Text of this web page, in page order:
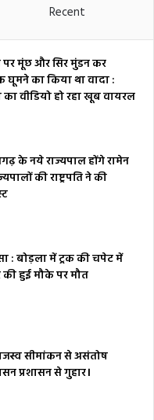
Recent
मूंछ और सिर मुंडन कर
घूमने का किया था वादा :
का वीडियो हो रहा खूब वायरल
के नये राज्यपाल होंगे रामेन
की राष्ट्रपति ने की
: बोड़ला में ट्रक की चपेट में
हुई मौके पर मौत
सीमांकन से असंतोष
प्रशासन से गुहार।